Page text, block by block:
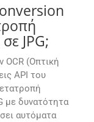
JPG;
OCR (Οπτική
API του
με δυνατότητα
αυτόματα